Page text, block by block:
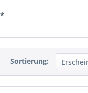
Sortierung: